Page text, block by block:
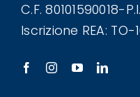
C.F. 80101590018-
Iscrizione REA: